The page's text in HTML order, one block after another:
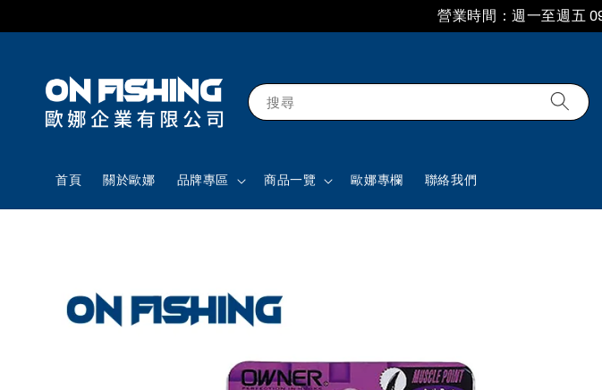
營業時間：週一至週五
搜尋
首頁 關於歐娜 品牌專區 商品一覽 歐娜專欄 聯絡我們